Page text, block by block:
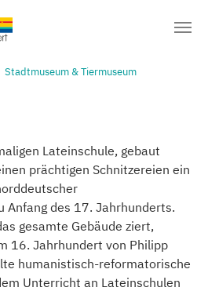
Stadtmuseum & Tiermuseum
Lateinschule, gebaut
prächtigen Schnitzereien ein
Anfang des 17. Jahrhunderts.
gesamte Gebäude ziert,
16. Jahrhundert von Philipp
humanistisch-reformatorische
Unterricht an Lateinschulen